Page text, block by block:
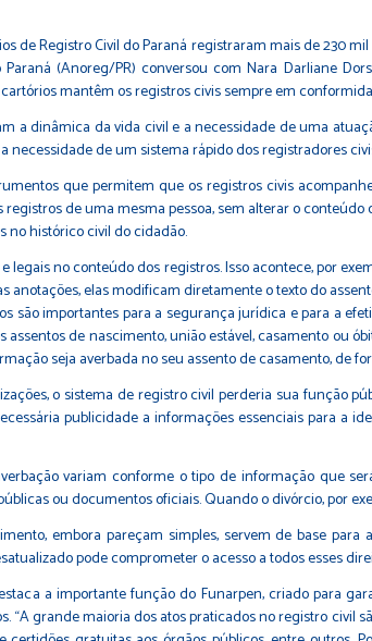
de Registro Civil do Paraná registraram mais de 230
(Anoreg/PR) conversou com Nara Darliane
mantêm os registros civis sempre em
a dinâmica da vida civil e a necessidade de uma
necessidade de um sistema rápido dos registradores
que permitem que os registros civis
de uma mesma pessoa, sem alterar o
no histórico civil do cidadão.
legais no conteúdo dos registros. Isso acontece, por
anotações, elas modificam diretamente o texto do
são importantes para a segurança jurídica e para a
de nascimento, união estável, casamento ou
seja averbada no seu assento de casamento, de
o sistema de registro civil perderia sua função
publicidade a informações essenciais para a
variam conforme o tipo de informação que
ou documentos oficiais. Quando o divórcio, por
embora pareçam simples, servem de base para
pode comprometer o acesso a todos esses
a importante função do Funarpen, criado para
“A grande maioria dos atos praticados no registro